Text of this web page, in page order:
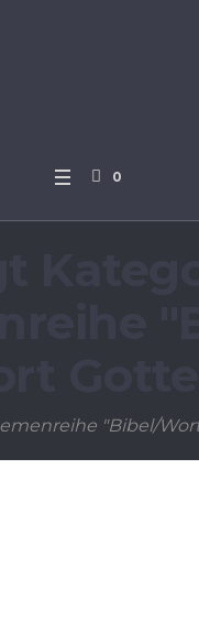
0
"Bibel/